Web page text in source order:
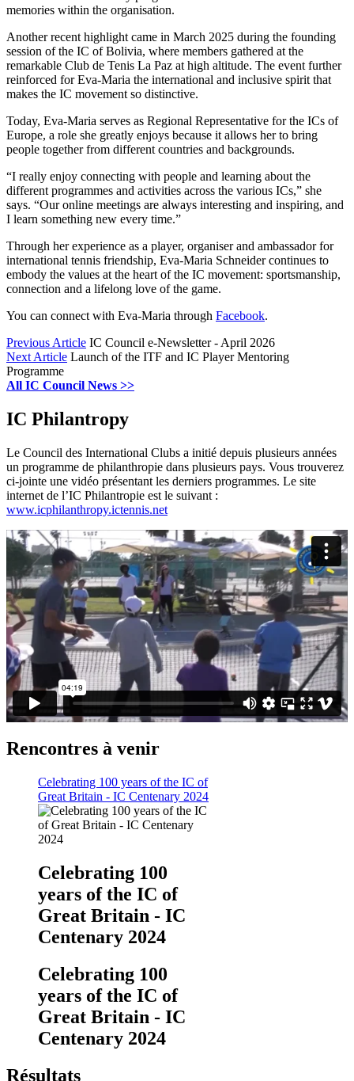
memories within the organisation.
Another recent highlight came in March 2025 during the founding
session of the IC of Bolivia, where members gathered at the
remarkable Club de Tenis La Paz at high altitude. The event further
reinforced for Eva-Maria the international and inclusive spirit that
makes the IC movement so distinctive.
Today, Eva-Maria serves as Regional Representative for the ICs of
Europe, a role she greatly enjoys because it allows her to bring
people together from different countries and backgrounds.
“I really enjoy connecting with people and learning about the
different programmes and activities across the various ICs,” she
says. “Our online meetings are always interesting and inspiring, and
I learn something new every time.”
Through her experience as a player, organiser and ambassador for
international tennis friendship, Eva-Maria Schneider continues to
embody the values at the heart of the IC movement: sportsmanship,
connection and a lifelong love of the game.
You can connect with Eva-Maria through Facebook.
Previous Article IC Council e-Newsletter - April 2026
Next Article Launch of the ITF and IC Player Mentoring
Programme
All IC Council News >>
IC Philantropy
Le Council des International Clubs a initié depuis plusieurs années
un programme de philanthropie dans plusieurs pays. Vous trouverez
ci-jointe une vidéo présentant les derniers programmes. Le site
internet de l’IC Philantropie est le suivant :
www.icphilanthropy.ictennis.net
Rencontres à venir
Celebrating 100 years of the IC of
Great Britain - IC Centenary 2024
Celebrating 100
years of the IC of
Great Britain - IC
Centenary 2024
Celebrating 100
years of the IC of
Great Britain - IC
Centenary 2024
Résultats